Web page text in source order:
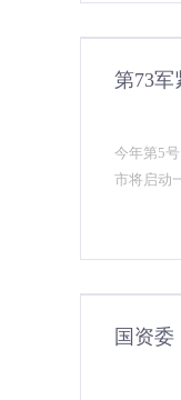
第73军
今年第5
市将启动
国资